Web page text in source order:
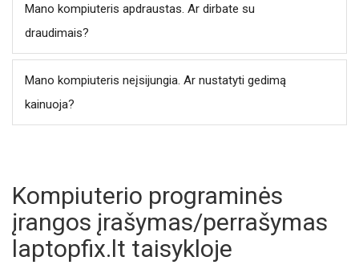
Mano kompiuteris apdraustas. Ar dirbate su
draudimais?
Mano kompiuteris neįsijungia. Ar nustatyti gedimą
kainuoja?
Kompiuterio programinės
įrangos įrašymas/perrašymas
laptopfix.lt taisykloje